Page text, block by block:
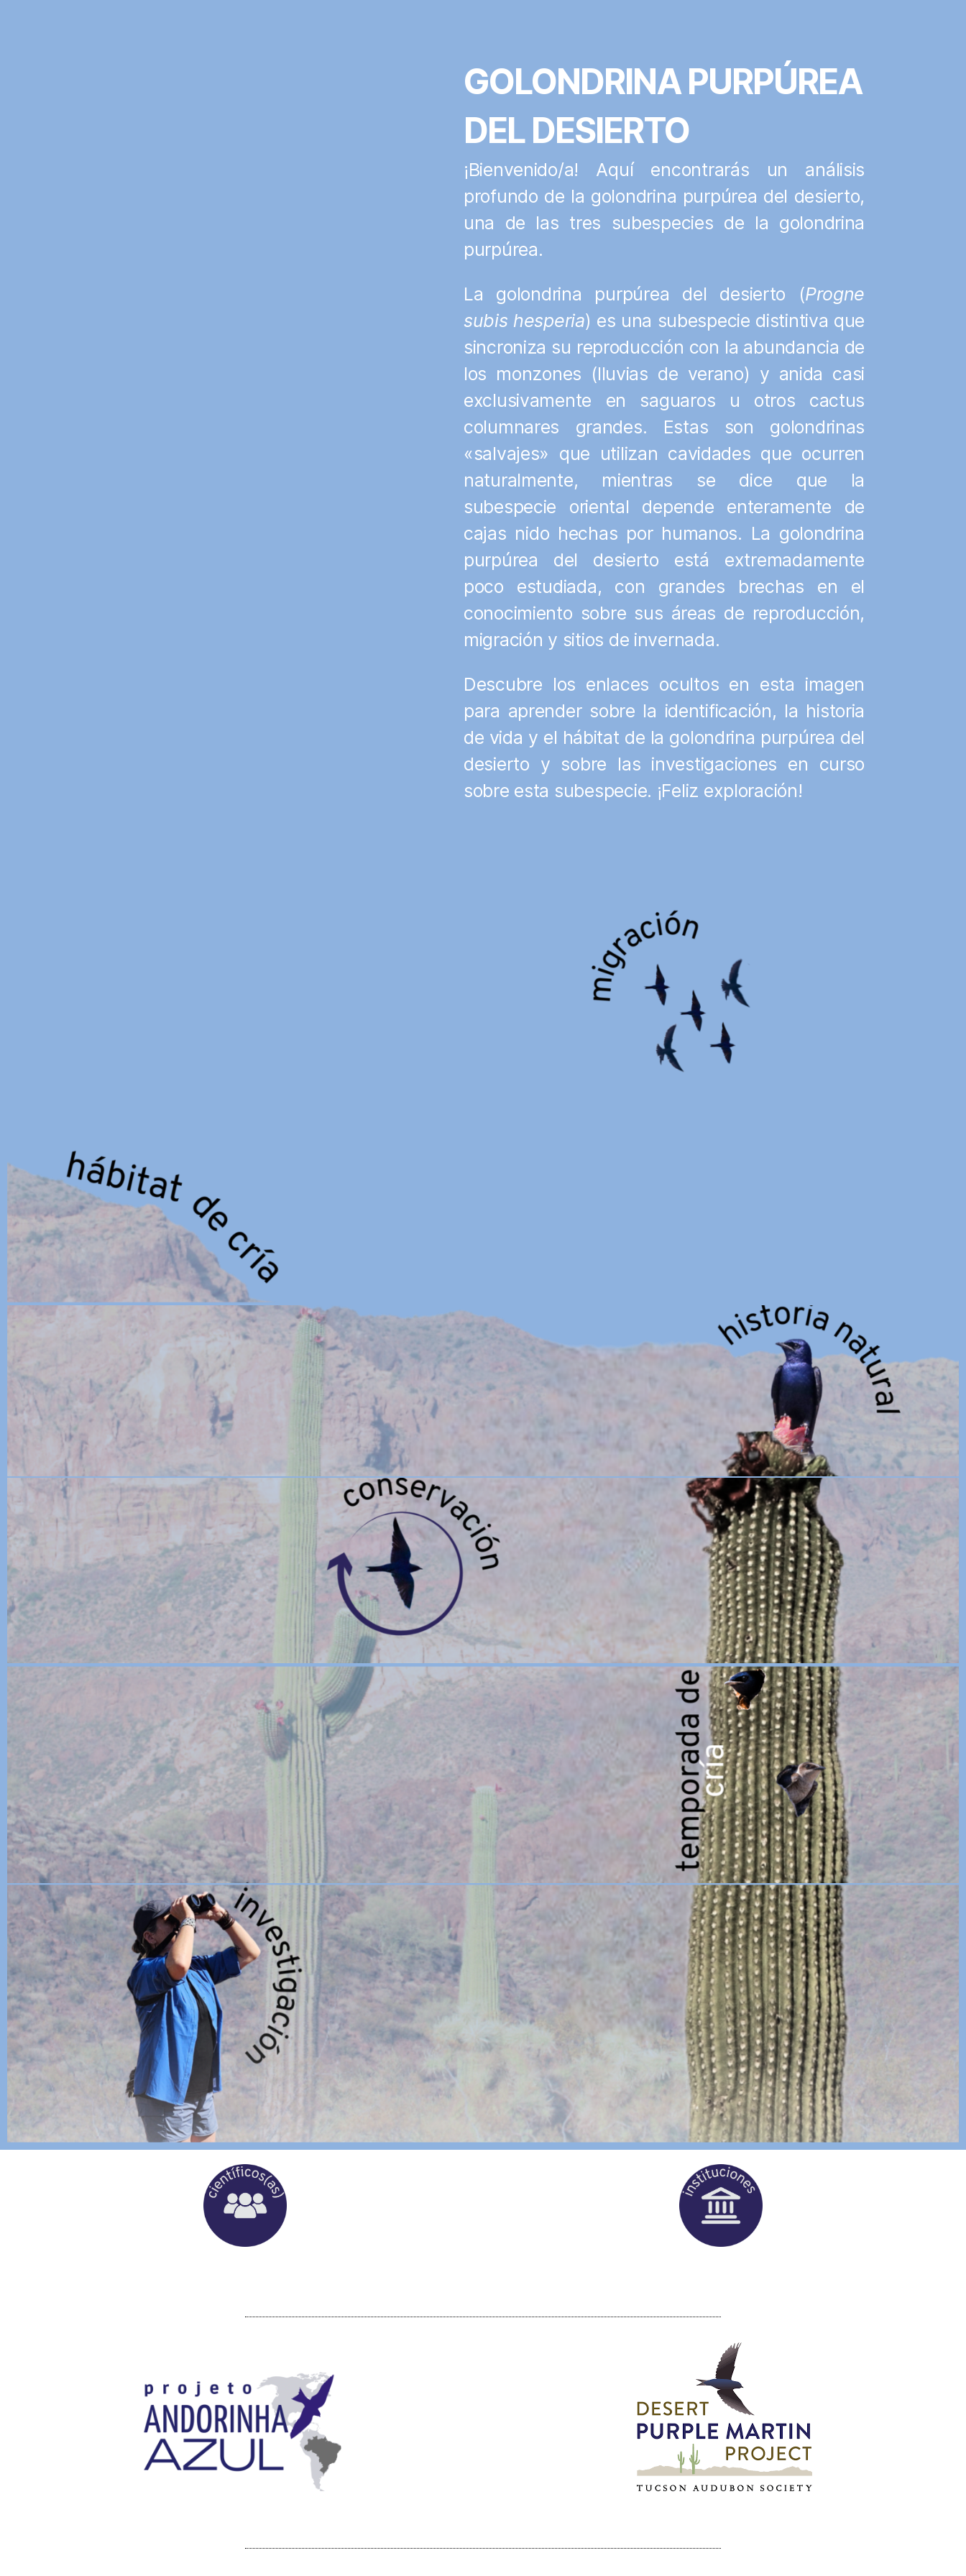
GOLONDRINA PURPÚREA
DEL DESIERTO
¡Bienvenido/a! Aquí encontrarás un análisis
profundo de la golondrina purpúrea del desierto,
una de las tres subespecies de la golondrina
purpúrea.
La golondrina purpúrea del desierto (Progne
subis hesperia) es una subespecie distintiva que
sincroniza su reproducción con la abundancia de
los monzones (lluvias de verano) y anida casi
exclusivamente en saguaros u otros cactus
columnares grandes. Estas son golondrinas
«salvajes» que utilizan cavidades que ocurren
naturalmente, mientras se dice que la
subespecie oriental depende enteramente de
cajas nido hechas por humanos. La golondrina
purpúrea del desierto está extremadamente
poco estudiada, con grandes brechas en el
conocimiento sobre sus áreas de reproducción,
migración y sitios de invernada.
Descubre los enlaces ocultos en esta imagen
para aprender sobre la identificación, la historia
de vida y el hábitat de la golondrina purpúrea del
desierto y sobre las investigaciones en curso
sobre esta subespecie. ¡Feliz exploración!